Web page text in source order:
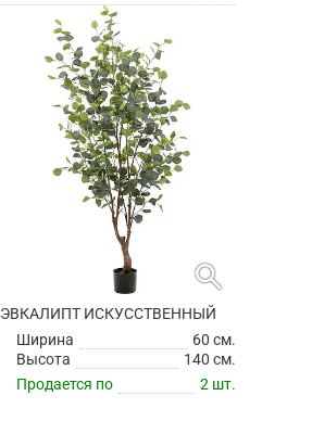
search
ЭВКАЛИПТ ИСКУССТВЕННЫЙ
Ширина
60 см.
Высота
140 см.
Продается по
2 шт.